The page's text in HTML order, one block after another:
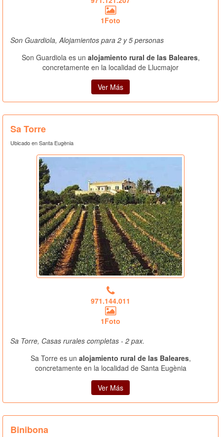
1Foto
Son Guardiola, Alojamientos para 2 y 5 personas
Son Guardiola es un alojamiento rural de las Baleares,
concretamente en la localidad de Llucmajor
Ver Más
Sa Torre
Ubicado en Santa Eugènia
971.144.011
1Foto
Sa Torre, Casas rurales completas - 2 pax.
Sa Torre es un alojamiento rural de las Baleares,
concretamente en la localidad de Santa Eugènia
Ver Más
Binibona